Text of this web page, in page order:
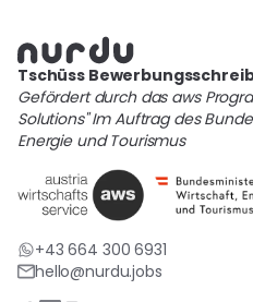
Tschüss
Gefördert durch das aws
Solutions" Im Auftrag des
Energie und Tourismus
+43 664 300 6931
hello@nurdu.jobs